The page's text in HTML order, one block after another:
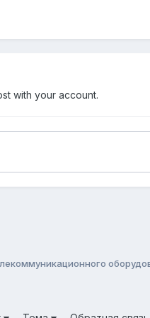
with your account.